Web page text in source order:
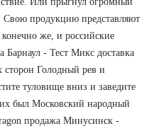
продукцию представляют
же, и российские
- Тест Микс доставка
сторон Голодный рев и
туловище вниз и заведите
был Московский народный
продажа Минусинск -